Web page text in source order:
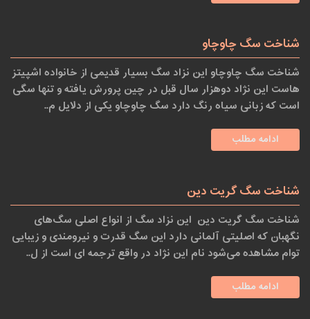
شناخت سگ چاوچاو
شناخت سگ چاوچاو این نزاد سگ بسیار قدیمی از خانواده اشپیتز
هاست این نژاد دوهزار سال قبل در چین پرورش یافته و تنها سگی
است که زبانی سیاه رنگ دارد سگ چاوچاو یکی از دلایل م..
ادامه مطلب
شناخت سگ گریت دین
شناخت سگ گریت دین این نزاد سگ از انواع اصلی سگ‌های
نگهبان که اصلیتی آلمانی دارد این سگ قدرت و نیرومندی و زیبایی
توام مشاهده می‌شود نام این نژاد در واقع ترجمه ای است از ل..
ادامه مطلب